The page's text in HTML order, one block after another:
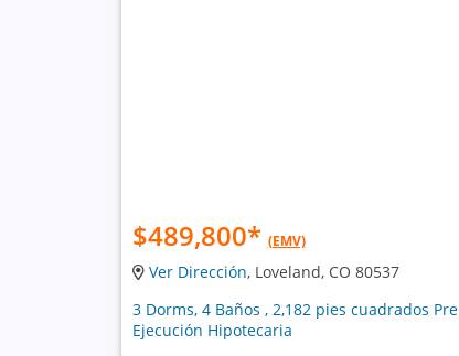
$489,800* (EMV)
Ver Dirección, Loveland, CO 80537
3 Dorms, 4 Baños , 2,182 pies cuadrados Pre
Ejecución Hipotecaria